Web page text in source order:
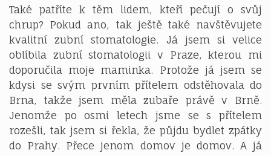
Také patříte k těm lidem, kteří pečují o svůj
chrup? Pokud ano, tak ještě také navštěvujete
kvalitní zubní stomatologie. Já jsem si velice
oblíbila zubní stomatologii v Praze, kterou mi
doporučila moje maminka. Protože já jsem se
kdysi se svým prvním přítelem odstěhovala do
Brna, takže jsem měla zubaře právě v Brně.
Jenomže po osmi letech jsme se s přítelem
rozešli, tak jsem si řekla, že půjdu bydlet zpátky
do Prahy. Přece jenom domov je domov. A já